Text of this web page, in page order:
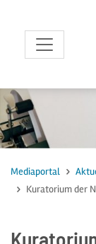
zum Inhalt
Mediaportal
Kuratorium der